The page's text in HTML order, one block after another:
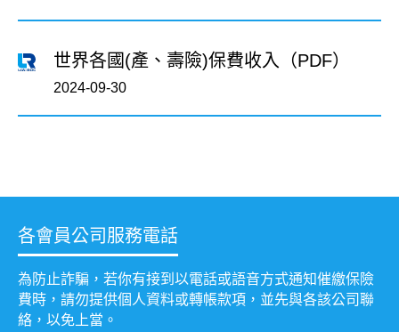
世界各國(產、壽險)保費收入（PDF）
2024-09-30
各會員公司服務電話
為防止詐騙，若你有接到以電話或語音方式通知催繳保險
費時，請勿提供個人資料或轉帳款項，並先與各該公司聯
絡，以免上當。